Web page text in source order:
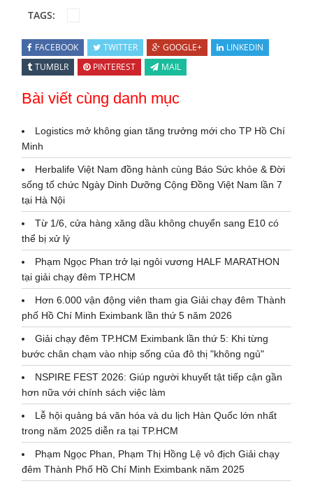
TAGS:
FACEBOOK TWITTER GOOGLE+
LINKEDIN
TUMBLR
PINTEREST MAIL
Bài viết cùng danh mục
Logistics mở không gian tăng trưởng mới cho TP Hồ Chí
Minh
Herbalife Việt Nam đồng hành cùng Báo Sức khỏe & Đời
sống tổ chức Ngày Dinh Dưỡng Cộng Đồng Việt Nam lần 7
tại Hà Nội
Từ 1/6, cửa hàng xăng dầu không chuyển sang E10 có
thể bị xử lý
Phạm Ngọc Phan trở lại ngôi vương HALF MARATHON
tại giải chạy đêm TP.HCM
Hơn 6.000 vận động viên tham gia Giải chạy đêm Thành
phố Hồ Chí Minh Eximbank lần thứ 5 năm 2026
Giải chạy đêm TP.HCM Eximbank lần thứ 5: Khi từng
bước chân chạm vào nhịp sống của đô thị "không ngủ"
NSPIRE FEST 2026: Giúp người khuyết tật tiếp cận gần
hơn nữa với chính sách việc làm
Lễ hội quảng bá văn hóa và du lịch Hàn Quốc lớn nhất
trong năm 2025 diễn ra tại TP.HCM
Phạm Ngọc Phan, Phạm Thị Hồng Lệ vô địch Giải chạy
đêm Thành Phố Hồ Chí Minh Eximbank năm 2025